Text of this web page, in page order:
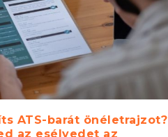
ATS-barát önéletrajzot?
az esélyedet az